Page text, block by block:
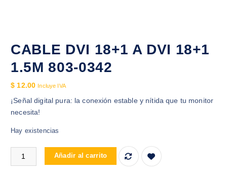
CABLE DVI 18+1 A DVI 18+1
1.5M 803-0342
$ 12.00 Incluye IVA
¡Señal digital pura: la conexión estable y nítida que tu monitor
necesita!
Hay existencias
CABLE DVI 18+1 A DVI 18+1 1.5M 803-0342 cantidad
Añadir al carrito